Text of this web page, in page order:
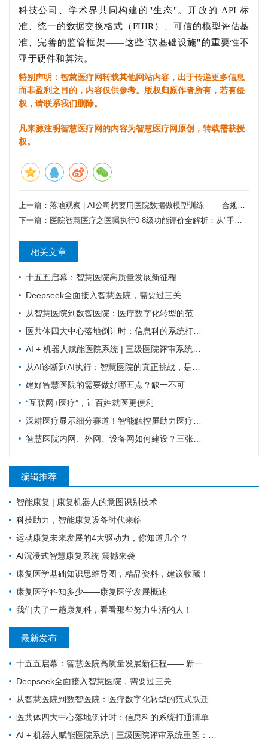
科技公司、学术界共同构建的"生态"。开放的 API 标
准、统一的数据交换格式（FHIR）、可信的模型评估基
准、完善的监管框架——这些"软基础设施"的重要性不
亚于硬件和算法。
特别声明：智慧医疗网转载其他网站内容，出于传递更多信息
而非盈利之目的，内容仅供参考。版权归原作者所有，若有侵
权，请联系我们删除。
凡来源注明智慧医疗网的内容为智慧医疗网原创，转载需获授
权。
上一篇： 落地观察 | AI公司想要用医院数据做模型训练 ——合规全链路拆解
下一篇： 医院智慧医疗之医嘱执行0-8级功能评价全解析：从"手工核对"到"智能闭环"的九级跃迁
相关文章
十五五启幕：智慧医院高质量发展新征程—— 新一代 HIS/EMR + AI + 大数据，如何成为公立医院的新引擎？
Deepseek全面接入智慧医院，需要过三关
从智慧医院到数智医院：医疗数字化转型的范式跃迁
医共体四大中心落地倒计时：信息科的系统打通清单来了
AI + 机器人赋能医院系统 | 三级医院评审系统重塑：从突击迎检到长效提质
从AI诊断到AI执行：智慧医院的真正挑战，是流程重塑
建好智慧医院的需要做好哪五点？缺一不可
“互联网+医疗”，让百姓就医更便利
深耕医疗显示细分赛道！智能触控屏助力医疗行业数字化革新
智慧医院内网、外网、设备网如何建设？三张拓扑图搞清楚
编辑推荐
智能康复 | 康复机器人的意图识别技术
科技助力，智能康复设备时代来临
运动康复未来发展的4大驱动力，你知道几个？
AI沉浸式智慧康复系统 震撼来袭
康复医学基础知识思维导图，精品资料，建议收藏！
康复医学科知多少——康复医学发展概述
我们去了一趟康复科，看看那些努力生活的人！
最新发布
十五五启幕：智慧医院高质量发展新征程—— 新一代 HIS/EMR + AI + 大数据，如何成为公立医院的新引擎？
Deepseek全面接入智慧医院，需要过三关
从智慧医院到数智医院：医疗数字化转型的范式跃迁
医共体四大中心落地倒计时：信息科的系统打通清单来了
AI + 机器人赋能医院系统 | 三级医院评审系统重塑：从突击迎检到长效提质